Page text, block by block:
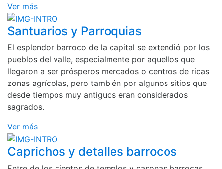
Ver más
Santuarios y Parroquias
El esplendor barroco de la capital se extendió por los
pueblos del valle, especialmente por aquellos que
llegaron a ser prósperos mercados o centros de ricas
zonas agrícolas, pero también por algunos sitios que
desde tiempos muy antiguos eran considerados
sagrados.
Ver más
Caprichos y detalles barrocos